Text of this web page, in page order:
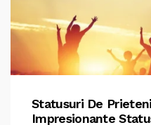
Statusuri De
Impresionante